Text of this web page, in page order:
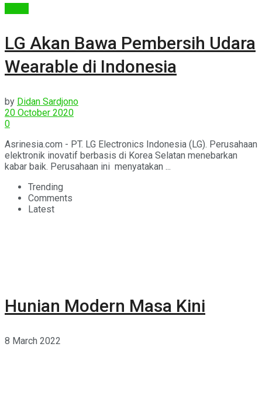
LG Akan Bawa Pembersih Udara
Wearable di Indonesia
by Didan Sardjono
20 October 2020
0
Asrinesia.com - PT. LG Electronics Indonesia (LG). Perusahaan
elektronik inovatif berbasis di Korea Selatan menebarkan
kabar baik. Perusahaan ini menyatakan ...
Trending
Comments
Latest
Hunian Modern Masa Kini
8 March 2022